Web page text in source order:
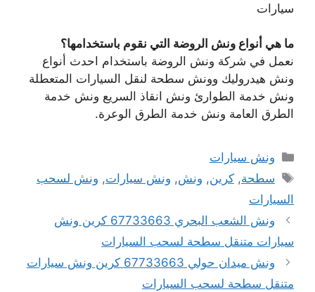
سيارات
ما هي أنواع ونش الروضة التي نقوم باستخدامها؟
نعمل في شركة ونش الروضة باستخدام احدث أنواع
ونش هيدروليك وونش سطحة لنقل السيارات المتعطلة
ونش خدمة الطوارئ ونش انقاذ السريع ونش خدمة
الطرق العامة ونش خدمة الطرق الوعرة.
التصنيفات
ونش سيارات
الوسوم
سطحة,كرين, ونش, ونش سيارات, ونش لسحب
السيارات
ونش الشعب البحري 67733663 كرين ونش
سيارات متنقل سطحة لسحب السيارات
ونش ميدان حولي 67733663 كرين ونش سيارات
متنقل سطحة لسحب السيارات